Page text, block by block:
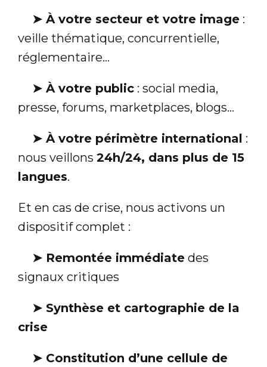
➤ À votre secteur et votre image :
veille thématique, concurrentielle,
réglementaire…
➤ À votre public : social media,
presse, forums, marketplaces, blogs…
➤ À votre périmètre international :
nous veillons 24h/24, dans plus de 15
langues.
Et en cas de crise, nous activons un
dispositif complet :
➤ Remontée immédiate des
signaux critiques
➤ Synthèse et cartographie de la
crise
➤ Constitution d’une cellule de